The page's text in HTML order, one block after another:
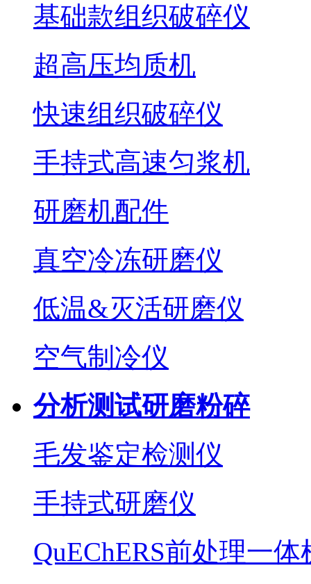
基础款组织破碎仪
超高压均质机
快速组织破碎仪
手持式高速匀浆机
研磨机配件
真空冷冻研磨仪
低温&灭活研磨仪
空气制冷仪
分析测试研磨粉碎
毛发鉴定检测仪
手持式研磨仪
QuEChERS前处理一体